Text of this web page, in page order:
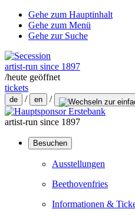
Gehe zum Hauptinhalt
Gehe zum Menü
Gehe zur Suche
artist-run since 1897
/heute geöffnet
tickets
de / en /
artist-run since 1897
Besuchen
Ausstellungen
Beethovenfries
Informationen &